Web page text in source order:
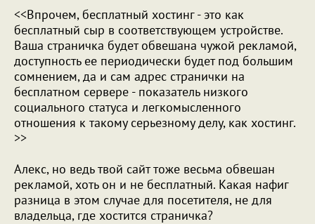
<<Впрочем, бесплатный хостинг - это как
бесплатный сыр в соответствующем устройстве.
Ваша страничка будет обвешана чужой рекламой,
доступность ее периодически будет под большим
сомнением, да и сам адрес странички на
бесплатном сервере - показатель низкого
социального статуса и легкомысленного
отношения к такому серьезному делу, как хостинг.
>>
Алекс, но ведь твой сайт тоже весьма обвешан
рекламой, хоть он и не бесплатный. Какая нафиг
разница в этом случае для посетителя, не для
владельца, где хостится страничка?